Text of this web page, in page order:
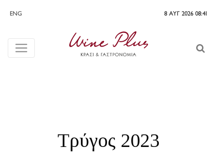
ENG 8 ΑΥΓ 2026 08:41
Τρύγος 2023